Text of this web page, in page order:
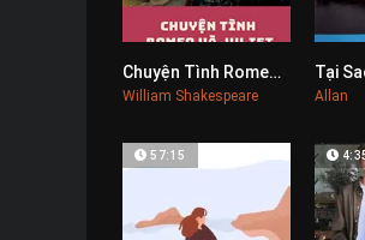
0
Chuyện Tình Romeo Và Juliet
William Shakespeare Allan
57:15